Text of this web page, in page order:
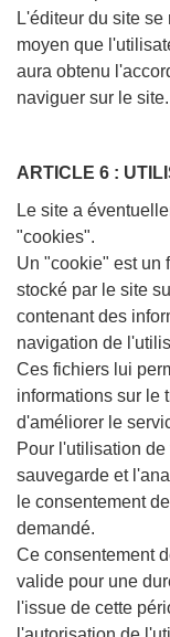
L'éditeur du site
moyen que
aura obtenu
naviguer sur le site.
ARTICLE 6 :
Le site a
"cookies".
Un "cookie" est un
stocké par le site
contenant des
navigation de
Ces fichiers lui
informations sur le
d'améliorer le
Pour l'utilisation
sauvegarde et
le consentement
demandé.
Ce consentement
valide pour une
l'issue de cette